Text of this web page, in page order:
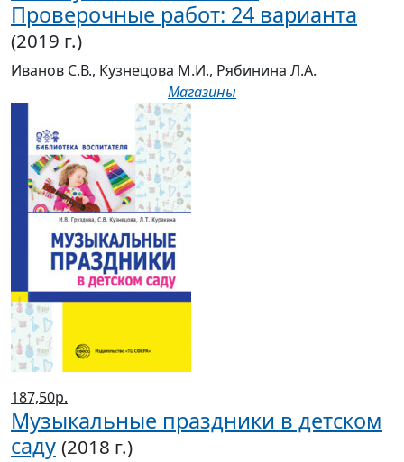
Проверочные работ: 24 варианта
(2019 г.)
Иванов С.В., Кузнецова М.И., Рябинина Л.А.
Магазины
187,50р.
Музыкальные праздники в детском
саду (2018 г.)